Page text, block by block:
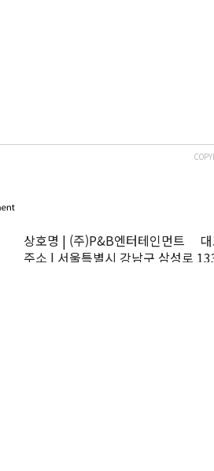
상호명 | (주)P&B엔터테인먼트
주소 | 서울특별시 강남구 삼성로